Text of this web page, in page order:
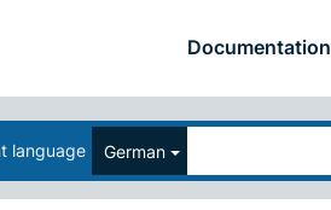
Documentation
language German